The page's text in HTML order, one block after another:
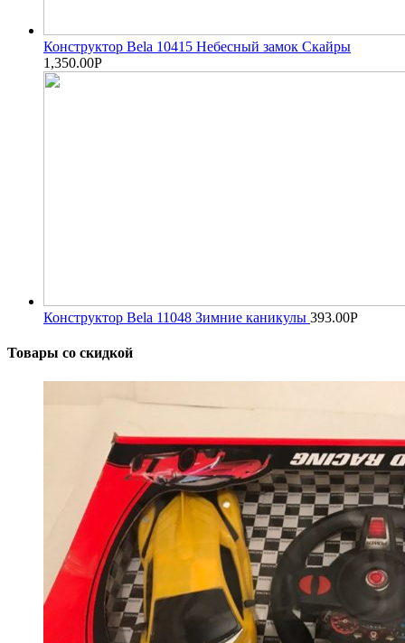
Конструктор Bela 10415 Небесный замок Скайры
1,350.00Р
Конструктор Bela 11048 Зимние каникулы 393.00Р
Товары со скидкой